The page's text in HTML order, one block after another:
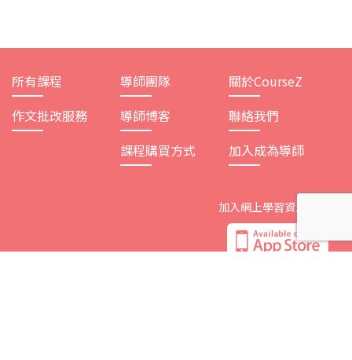
所有課程
作文批改服務
導師團隊
導師博客
課程購買方式
關於CourseZ
聯絡我們
加入成為導師
加入網上學習資源平台